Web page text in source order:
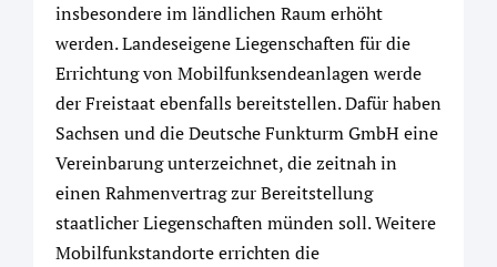
insbesondere im ländlichen Raum erhöht
werden. Landeseigene Liegenschaften für die
Errichtung von Mobilfunksendeanlagen werde
der Freistaat ebenfalls bereitstellen. Dafür haben
Sachsen und die Deutsche Funkturm GmbH eine
Vereinbarung unterzeichnet, die zeitnah in
einen Rahmenvertrag zur Bereitstellung
staatlicher Liegenschaften münden soll. Weitere
Mobilfunkstandorte errichten die